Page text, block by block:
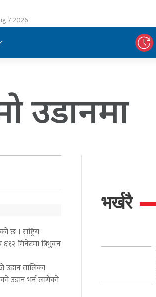
7 2026
उडानमा
। राष्ट्रिय
मिनेटमा त्रिभुवन
उडान तालिका
उडान भर्न लागेको
भर्खरै